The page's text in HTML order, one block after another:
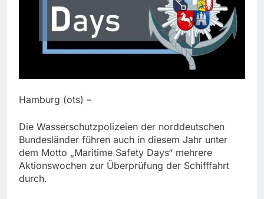
Hamburg (ots) –
Die Wasserschutzpolizeien der norddeutschen
Bundesländer führen auch in diesem Jahr unter
dem Motto „Maritime Safety Days“ mehrere
Aktionswochen zur Überprüfung der Schifffahrt
durch.